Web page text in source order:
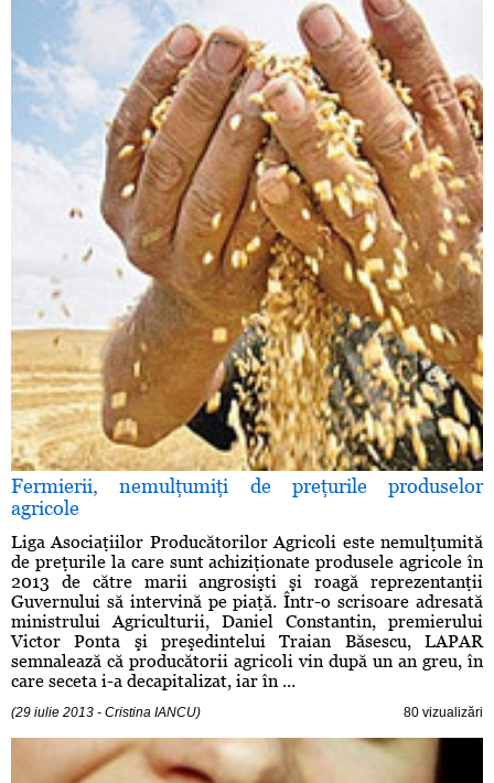
Fermierii, nemulţumiţi de preţurile produselor
agricole
Liga Asociaţiilor Producătorilor Agricoli este nemulţumită
de preţurile la care sunt achiziţionate produsele agricole în
2013 de către marii angrosişti şi roagă reprezentanţii
Guvernului să intervină pe piaţă. Într-o scrisoare adresată
ministrului Agriculturii, Daniel Constantin, premierului
Victor Ponta şi preşedintelui Traian Băsescu, LAPAR
semnalează că producătorii agricoli vin după un an greu, în
care seceta i-a decapitalizat, iar în ...
(29 iulie 2013 - Cristina IANCU) 80 vizualizări